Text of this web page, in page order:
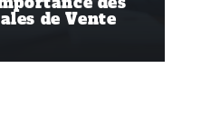
de Vente